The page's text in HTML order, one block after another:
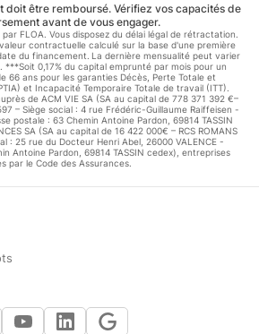
doit être remboursé. Vérifiez vos capacités de
avant de vous engager.
FLOA. Vous disposez du délai légal de rétractation.
contractuelle calculé sur la base d'une première
du financement. La dernière mensualité peut varier
***Soit 0,17% du capital emprunté par mois pour un
66 ans pour les garanties Décès, Perte Totale et
et Incapacité Temporaire Totale de travail (ITT).
de ACM VIE SA (SA au capital de 778 371 392 €–
– Siège social : 4 rue Frédéric-Guillaume Raiffeisen -
postale : 63 Chemin Antoine Pardon, 69814 TASSIN
SA (SA au capital de 16 422 000€ – RCS ROMANS
: 25 rue du Docteur Henri Abel, 26000 VALENCE -
Antoine Pardon, 69814 TASSIN cedex), entreprises
par le Code des Assurances.